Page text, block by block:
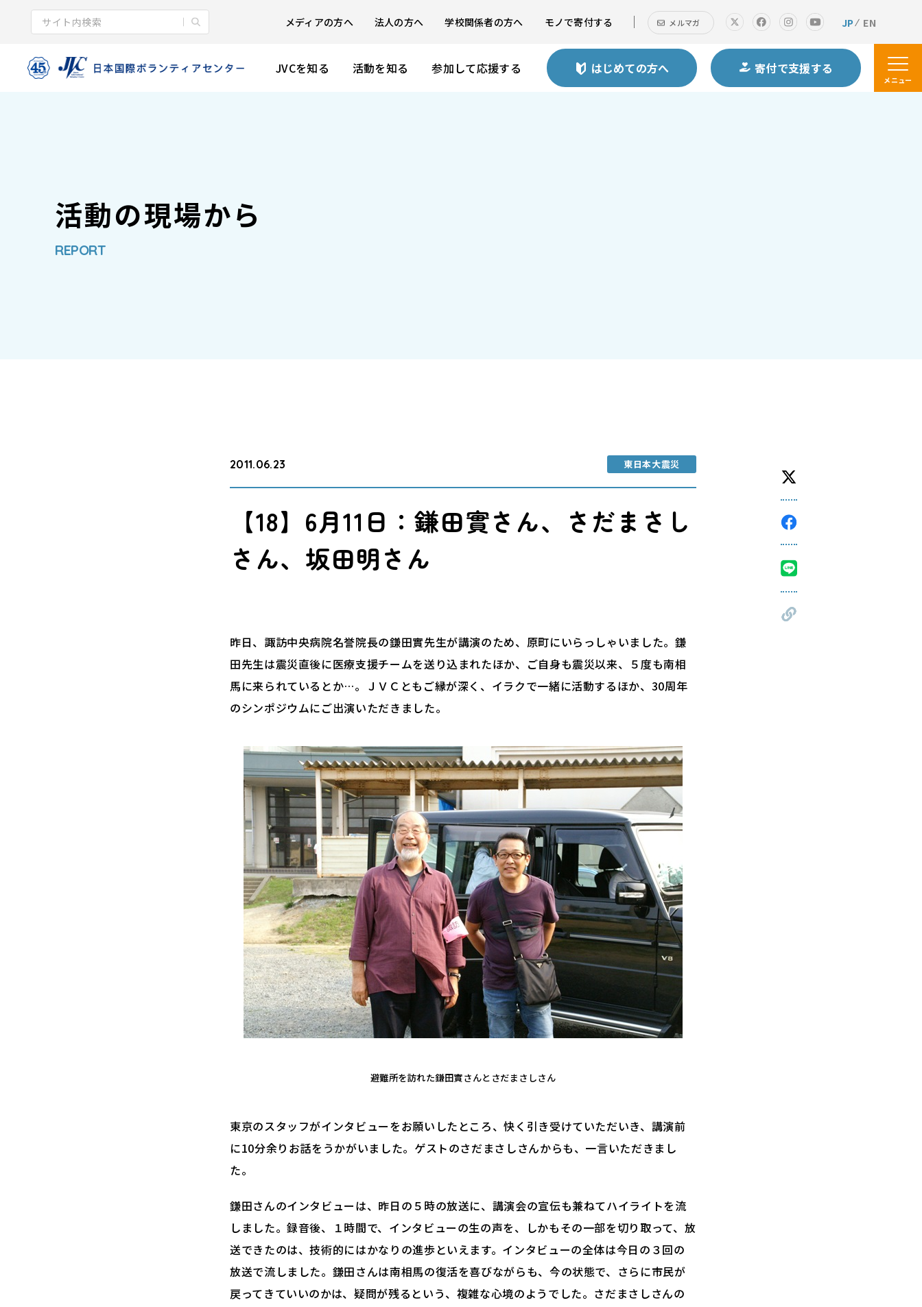
メディアの方へ 法人の方へ 学校関係者の方へ モノで寄付する メルマガ JP EN
JVCを知る 活動を知る 参加して応援する はじめての方へ 寄付で支援する
メニュー
活動の現場から
REPORT
2011.06.23 東日本大震災
【18】6月11日：鎌田實さん、さだまさし
さん、坂田明さん
昨日、諏訪中央病院名誉院長の鎌田實先生が講演のため、原町にいらっしゃいました。鎌
田先生は震災直後に医療支援チームを送り込まれたほか、ご自身も震災以来、５度も南相
馬に来られているとか…。ＪＶＣともご縁が深く、イラクで一緒に活動するほか、30周年
のシンポジウムにご出演いただきました。
避難所を訪れた鎌田實さんとさだまさしさん
東京のスタッフがインタビューをお願いしたところ、快く引き受けていただいき、講演前
に10分余りお話をうかがいました。ゲストのさだまさしさんからも、一言いただきまし
た。
鎌田さんのインタビューは、昨日の５時の放送に、講演会の宣伝も兼ねてハイライトを流
しました。録音後、１時間で、インタビューの生の声を、しかもその一部を切り取って、放
送できたのは、技術的にはかなりの進歩といえます。インタビューの全体は今日の３回の
放送で流しました。鎌田さんは南相馬の復活を喜びながらも、今の状態で、さらに市民が
戻ってきていいのかは、疑問が残るという、複雑な心境のようでした。さだまさしさんの